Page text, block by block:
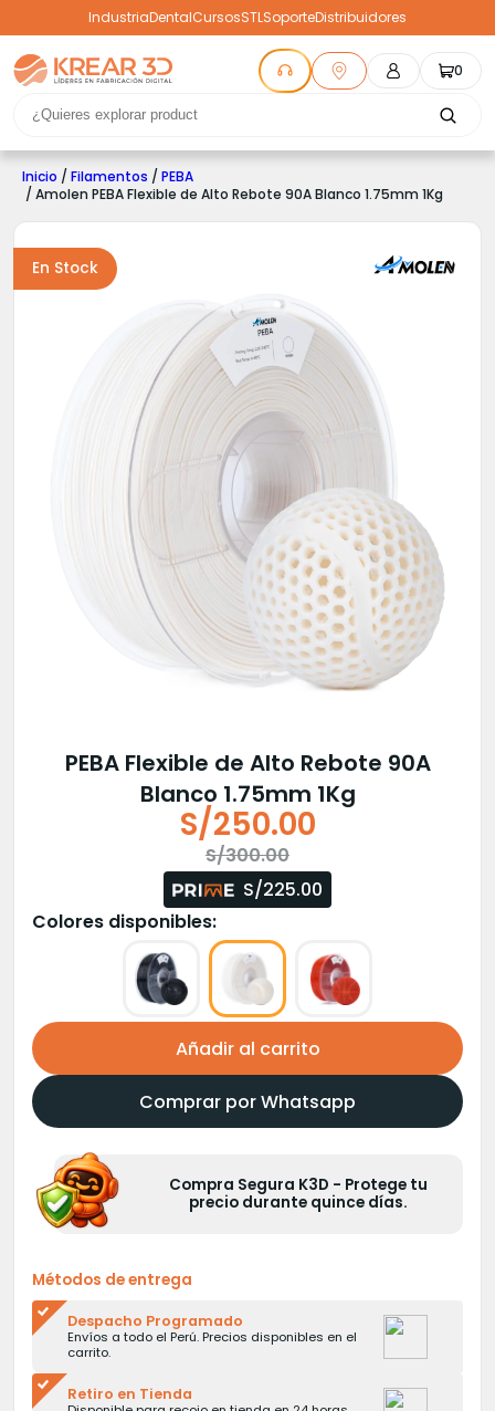
IndustriaDentalCursosSTLSoporteDistribuidores
0
Inicio / Filamentos / PEBA
/ Amolen PEBA Flexible de Alto Rebote 90A Blanco 1.75mm 1Kg
En Stock
PEBA Flexible de Alto Rebote 90A
Blanco 1.75mm 1Kg
S/300.00
original
S/300.00.
S/250.00
actual
S/250.00.
S/225.00
Colores disponibles:
Añadir al carrito
Comprar por Whatsapp
Compra Segura K3D - Protege tu
precio durante quince días.
Métodos de entrega
Despacho Programado
Envíos a todo el Perú. Precios disponibles en el
carrito.
Retiro en Tienda